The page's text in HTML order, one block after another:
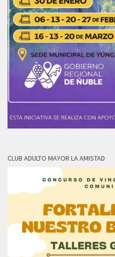
CLUB ADULTO MAYOR LA AMISTAD